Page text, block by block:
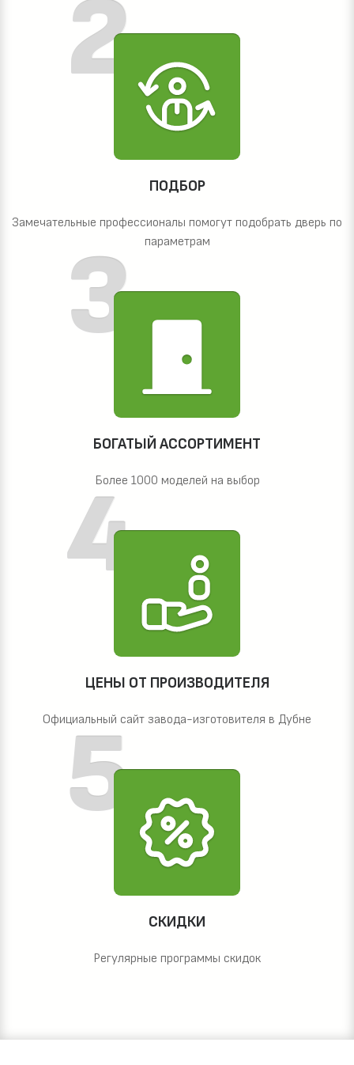
ПОДБОР
Замечательные профессионалы помогут подобрать дверь по
параметрам
БОГАТЫЙ АССОРТИМЕНТ
Более 1000 моделей на выбор
ЦЕНЫ ОТ ПРОИЗВОДИТЕЛЯ
Официальный сайт завода-изготовителя в Дубне
СКИДКИ
Регулярные программы скидок